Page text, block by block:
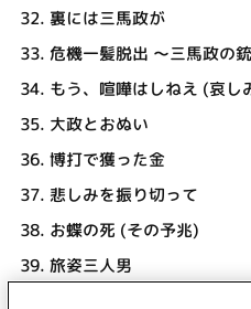
32. 裏には三馬政が
33. 危機一髪脱出 ～三馬政の
34. もう、喧嘩はしねえ (哀し
35. 大政とおぬい
36. 博打で獲った金
37. 悲しみを振り切って
38. お蝶の死 (その予兆)
39. 旅姿三人男
宇崎竜童